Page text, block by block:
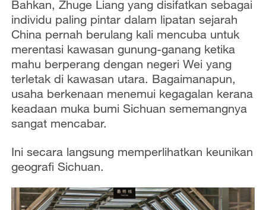
Bahkan, Zhuge Liang yang disifatkan sebagai
individu paling pintar dalam lipatan sejarah
China pernah berulang kali mencuba untuk
merentasi kawasan gunung-ganang ketika
mahu berperang dengan negeri Wei yang
terletak di kawasan utara. Bagaimanapun,
usaha berkenaan menemui kegagalan kerana
keadaan muka bumi Sichuan sememangnya
sangat mencabar.
Ini secara langsung memperlihatkan keunikan
geografi Sichuan.